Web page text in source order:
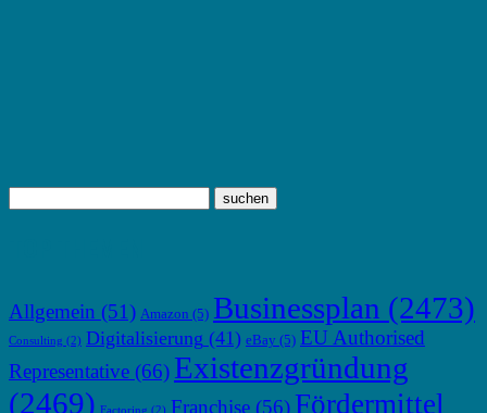
Allgemein (51) Amazon (5) Businessplan (2473)
Consulting (2) Digitalisierung (41) eBay (5) EU Authorised
Representative (66) Existenzgründung
(2469) Factoring (2) Franchise (56) Fördermittel